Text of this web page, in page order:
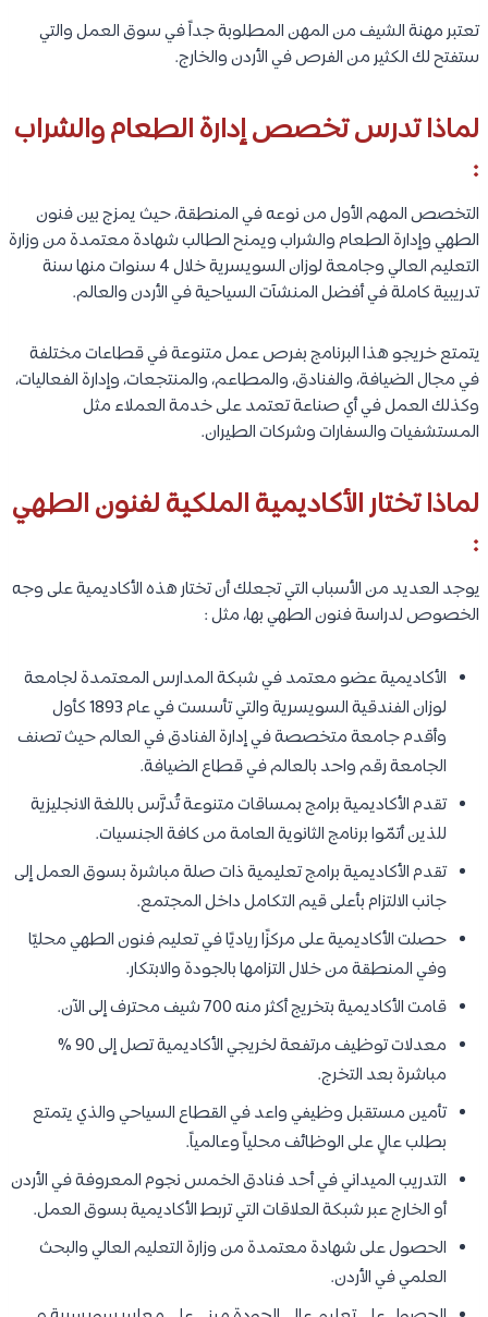
تعتبر مهنة الشيف من المهن المطلوبة جداً في سوق العمل والتي
ستفتح لك الكثير من الفرص في الأردن والخارج.
لماذا تدرس تخصص إدارة الطعام والشراب
:
التخصص المهم الأول من نوعه في المنطقة، حيث يمزج بين فنون
الطهي وإدارة الطعام والشراب ويمنح الطالب شهادة معتمدة من وزارة
التعليم العالي وجامعة لوزان السويسرية خلال 4 سنوات منها سنة
تدريبية كاملة في أفضل المنشآت السياحية في الأردن والعالم.
يتمتع خريجو هذا البرنامج بفرص عمل متنوعة في قطاعات مختلفة
في مجال الضيافة، والفنادق، والمطاعم، والمنتجعات، وإدارة الفعاليات،
وكذلك العمل في أي صناعة تعتمد على خدمة العملاء مثل
المستشفيات والسفارات وشركات الطيران.
لماذا تختار الأكاديمية الملكية لفنون الطهي
:
يوجد العديد من الأسباب التي تجعلك أن تختار هذه الأكاديمية على وجه
الخصوص لدراسة فنون الطهي بها، مثل :
الأكاديمية عضو معتمد في شبكة المدارس المعتمدة لجامعة
لوزان الفندقية السويسرية والتي تأسست في عام 1893 كأول
وأقدم جامعة متخصصة في إدارة الفنادق في العالم حيث تصنف
الجامعة رقم واحد بالعالم في قطاع الضيافة.
تقدم الأكاديمية برامج بمساقات متنوعة تُدرَّس باللغة الانجليزية
للذين أتمّوا برنامج الثانوية العامة من كافة الجنسيات.
تقدم الأكاديمية برامج تعليمية ذات صلة مباشرة بسوق العمل إلى
جانب الالتزام بأعلى قيم التكامل داخل المجتمع.
حصلت الأكاديمية على مركزًا رياديًا في تعليم فنون الطهي محليًا
وفي المنطقة من خلال التزامها بالجودة والابتكار.
قامت الأكاديمية بتخريج أكثر منه 700 شيف محترف إلى الآن.
معدلات توظيف مرتفعة لخريجي الأكاديمية تصل إلى 90 %
مباشرة بعد التخرج.
تأمين مستقبل وظيفي واعد في القطاع السياحي والذي يتمتع
بطلب عالٍ على الوظائف محلياً وعالمياً.
التدريب الميداني في أحد فنادق الخمس نجوم المعروفة في الأردن
أو الخارج عبر شبكة العلاقات التي تربط الأكاديمية بسوق العمل.
الحصول على شهادة معتمدة من وزارة التعليم العالي والبحث
العلمي في الأردن.